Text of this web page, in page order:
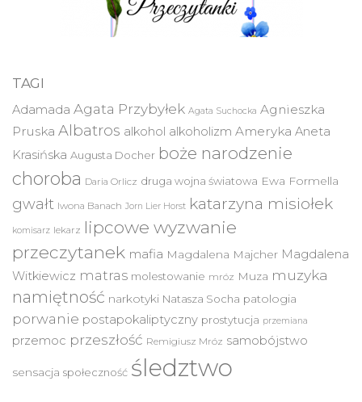
TAGI
Adamada Agata Przybyłek Agata Suchocka Agnieszka
Pruska Albatros alkohol alkoholizm Ameryka Aneta
Krasińska Augusta Docher boże narodzenie
choroba Daria Orlicz druga wojna światowa Ewa Formella
gwałt Iwona Banach Jorn Lier Horst katarzyna misiołek
komisarz lekarz lipcowe wyzwanie
przeczytanek mafia Magdalena Majcher Magdalena
Witkiewicz matras molestowanie mróz Muza muzyka
namiętność narkotyki Natasza Socha patologia
porwanie postapokaliptyczny prostytucja przemiana
przemoc przeszłość Remigiusz Mróz samobójstwo
sensacja społeczność śledztwo